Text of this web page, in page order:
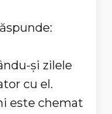
şi zilele
cu el.
este chemat